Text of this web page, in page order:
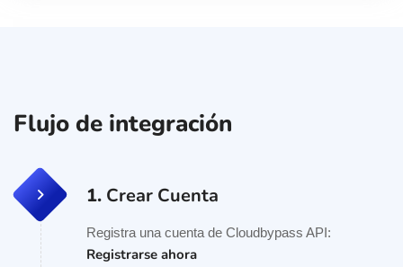
Flujo de integración
1. Crear Cuenta
Registra una cuenta de Cloudbypass API:
Registrarse ahora